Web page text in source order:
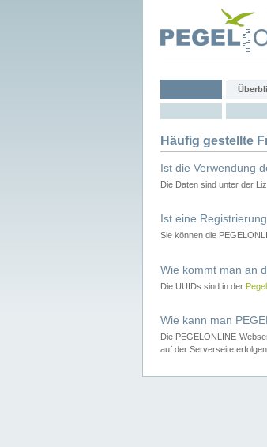
Häufig gestellte
Ist die Verwendung
Die Daten sind unter der
Ist eine
Sie können die
Wie kommt man an
Die UUIDs sind in der
Wie kann man
Die PEGELONLINE
auf der Serverseite